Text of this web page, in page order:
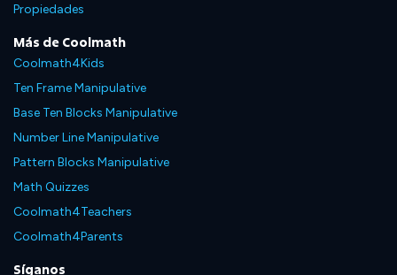
Propiedades
Más de Coolmath
Coolmath4Kids
Ten Frame Manipulative
Base Ten Blocks Manipulative
Number Line Manipulative
Pattern Blocks Manipulative
Math Quizzes
Coolmath4Teachers
Coolmath4Parents
Síganos